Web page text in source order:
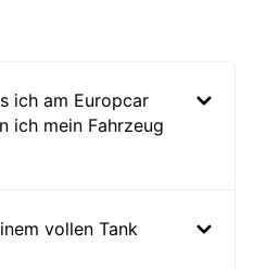
ich am Europcar
ich mein Fahrzeug
vollen Tank